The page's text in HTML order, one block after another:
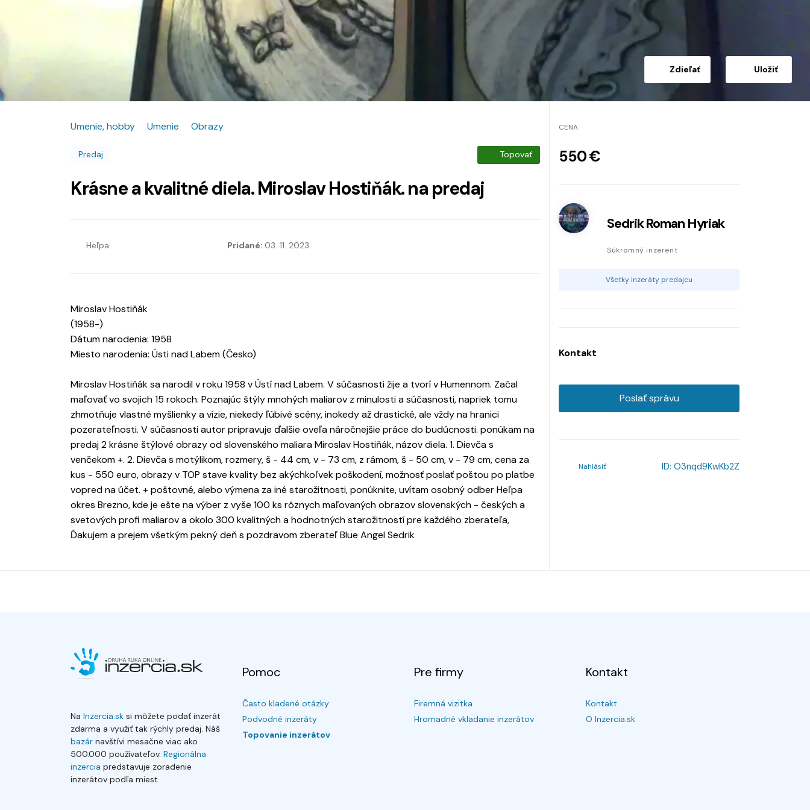
Zdieľať Uložiť
Umenie, hobby Umenie Obrazy
Predaj Topovať
Krásne a kvalitné diela. Miroslav Hostiňák. na predaj
Heľpa Pridané: 03. 11. 2023
Miroslav Hostiňák
(1958-)
Dátum narodenia: 1958
Miesto narodenia: Ústi nad Labem (Česko)
Miroslav Hostiňák sa narodil v roku 1958 v Ústí nad Labem. V súčasnosti žije a tvorí v Humennom. Začal
maľovať vo svojich 15 rokoch. Poznajúc štýly mnohých maliarov z minulosti a súčasnosti, napriek tomu
zhmotňuje vlastné myšlienky a vízie, niekedy ľúbivé scény, inokedy až drastické, ale vždy na hranici
pozerateľnosti. V súčasnosti autor pripravuje ďalšie oveľa náročnejšie práce do budúcnosti. ponúkam na
predaj 2 krásne štýlové obrazy od slovenského maliara Miroslav Hostiňák, názov diela. 1. Dievča s
venčekom +. 2. Dievča s motýlikom, rozmery, š - 44 cm, v - 73 cm, z rámom, š - 50 cm, v - 79 cm, cena za
kus - 550 euro, obrazy v TOP stave kvality bez akýchkoľvek poškodení, možnosť poslať poštou po platbe
vopred na účet. + poštovné, alebo výmena za iné starožitnosti, ponúknite, uvítam osobný odber Heľpa
okres Brezno, kde je ešte na výber z vyše 100 ks rôznych maľovaných obrazov slovenských - českých a
svetových profi maliarov a okolo 300 kvalitných a hodnotných starožitností pre každého zberateľa,
Ďakujem a prejem všetkým pekný deň s pozdravom zberateľ Blue Angel Sedrik
CENA
550 €
Sedrik Roman Hyriak
Súkromný inzerent
Všetky inzeráty predajcu
Kontakt
Poslať správu
Nahlásiť ID: O3nqd9KwKb2Z
Na Inzercia.sk si môžete podať inzerát
zdarma a využiť tak rýchly predaj. Náš
bazár navštívi mesačne viac ako
500.000 používateľov. Regionálna
inzercia predstavuje zoradenie
inzerátov podľa miest.
Pomoc
Často kladené otázky
Podvodné inzeráty
Topovanie inzerátov
Pre firmy
Firemná vizitka
Hromadné vkladanie inzerátov
Kontakt
Kontakt
O Inzercia.sk